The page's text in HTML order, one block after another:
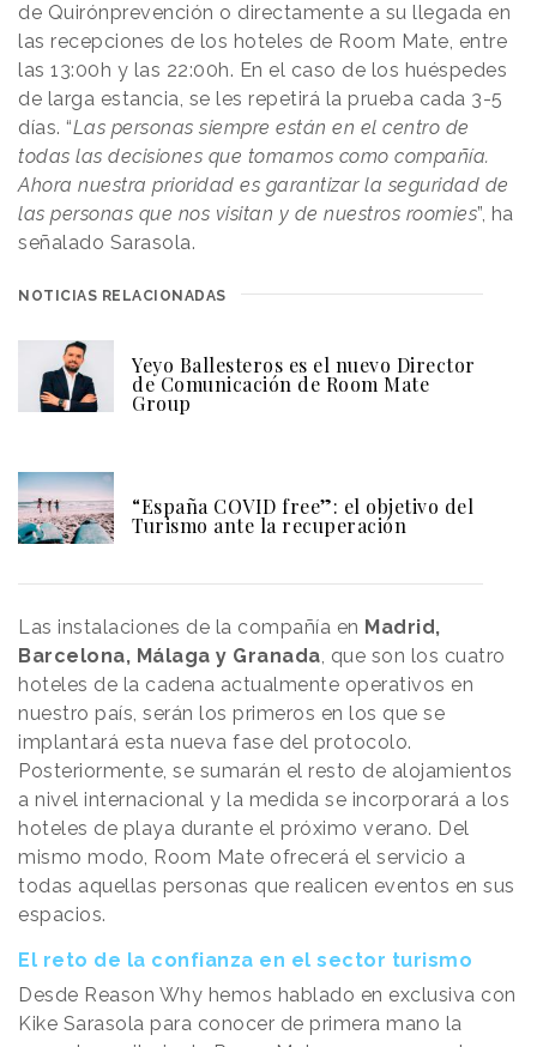
de Quirónprevención o directamente a su llegada en
las recepciones de los hoteles de Room Mate, entre
las 13:00h y las 22:00h. En el caso de los huéspedes
de larga estancia, se les repetirá la prueba cada 3-5
días. “Las personas siempre están en el centro de
todas las decisiones que tomamos como compañía.
Ahora nuestra prioridad es garantizar la seguridad de
las personas que nos visitan y de nuestros roomies”, ha
señalado Sarasola.
NOTICIAS RELACIONADAS
Yeyo Ballesteros es el nuevo Director
de Comunicación de Room Mate
Group
“España COVID free”: el objetivo del
Turismo ante la recuperación
Las instalaciones de la compañía en Madrid,
Barcelona, Málaga y Granada, que son los cuatro
hoteles de la cadena actualmente operativos en
nuestro país, serán los primeros en los que se
implantará esta nueva fase del protocolo.
Posteriormente, se sumarán el resto de alojamientos
a nivel internacional y la medida se incorporará a los
hoteles de playa durante el próximo verano. Del
mismo modo, Room Mate ofrecerá el servicio a
todas aquellas personas que realicen eventos en sus
espacios.
El reto de la confianza en el sector turismo
Desde Reason Why hemos hablado en exclusiva con
Kike Sarasola para conocer de primera mano la